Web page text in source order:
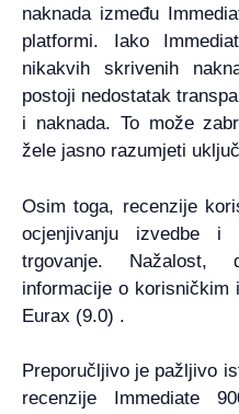
naknada između
platformi. Iako
nikakvih skrivenih
postoji nedostatak
i naknada. To može
žele jasno razumjeti
Osim toga, recenzije
ocjenjivanju izvedbe i
trgovanje. Nažalost,
informacije o korisničkim
Eurax (9.0) .
Preporučljivo je pažljivo
recenzije Immediate